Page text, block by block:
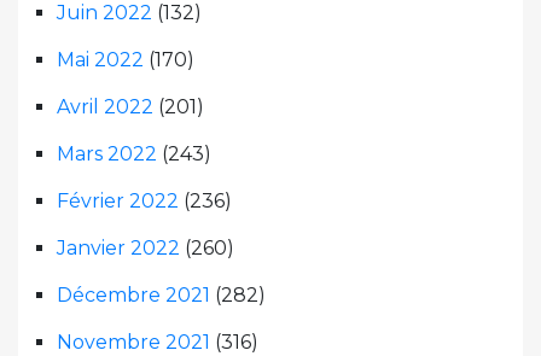
Juin 2022 (132)
Mai 2022 (170)
Avril 2022 (201)
Mars 2022 (243)
Février 2022 (236)
Janvier 2022 (260)
Décembre 2021 (282)
Novembre 2021 (316)